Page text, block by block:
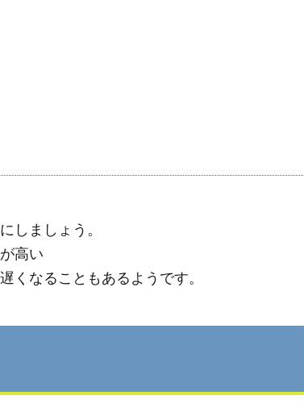
しましょう。
高い
くなることもあるようです。